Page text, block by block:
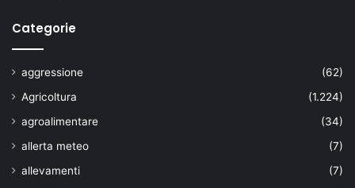
Categorie
aggressione
(62)
Agricoltura
(1.224)
agroalimentare
(34)
allerta meteo
(7)
allevamenti
(7)